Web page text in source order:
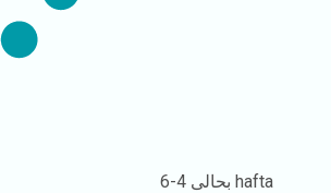
بحالی 4-6 hafta